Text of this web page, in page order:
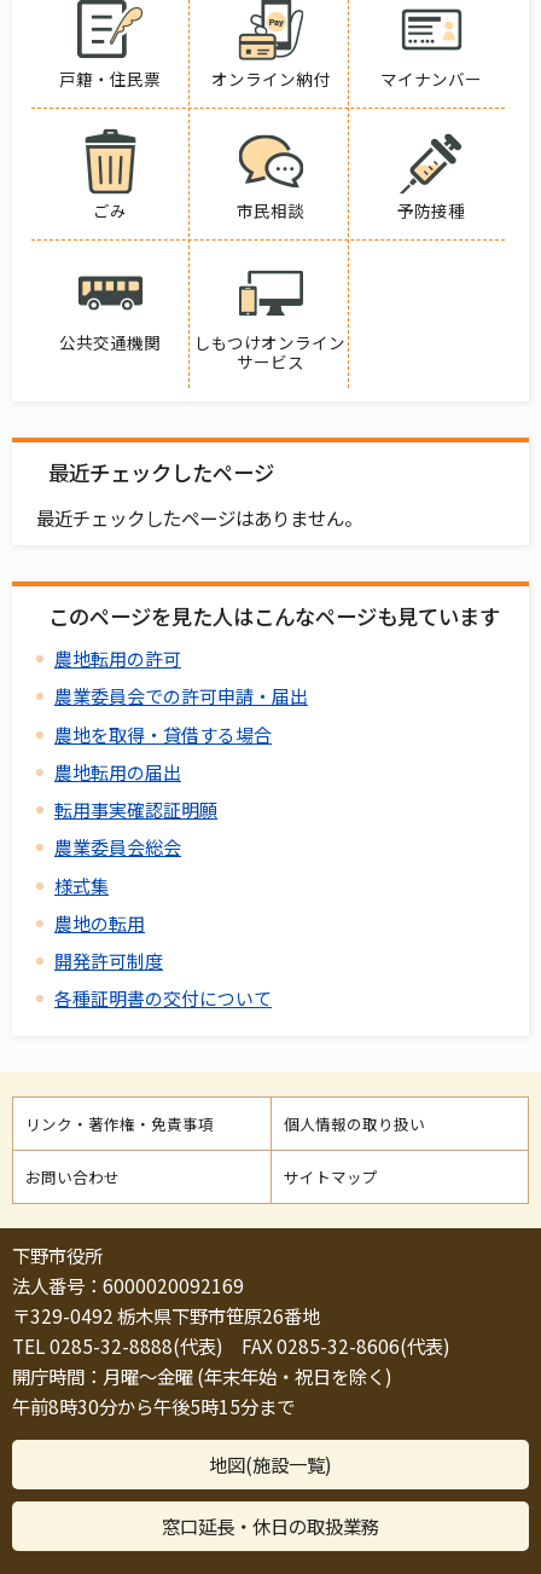
戸籍・住民票 オンライン納付 マイナンバー
ごみ 市民相談 予防接種
公共交通機関
しもつけオンライン
サービス
最近チェックしたページ
最近チェックしたページはありません。
このページを見た人はこんなページも見ています
農地転用の許可
農業委員会での許可申請・届出
農地を取得・貸借する場合
農地転用の届出
転用事実確認証明願
農業委員会総会
様式集
農地の転用
開発許可制度
各種証明書の交付について
リンク・著作権・免責事項 個人情報の取り扱い
お問い合わせ サイトマップ
下野市役所
法人番号：6000020092169
〒329-0492 栃木県下野市笹原26番地
TEL 0285-32-8888(代表) FAX 0285-32-8606(代表)
開庁時間：月曜～金曜 (年末年始・祝日を除く)
午前8時30分から午後5時15分まで
地図(施設一覧)
窓口延長・休日の取扱業務